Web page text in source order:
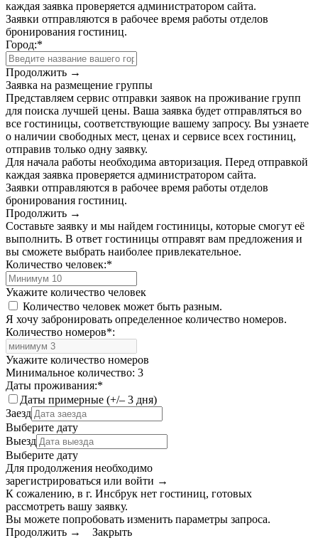
каждая заявка проверяется администратором сайта.
Заявки отправляются в рабочее время работы отделов
бронирования гостиниц.
Город:*
Продолжить →
Заявка на размещение группы
Представляем сервис отправки заявок на проживание групп
для поиска лучшей цены. Ваша заявка будет отправляться во
все гостиницы, соответствующие вашему запросу. Вы узнаете
о наличии свободных мест, ценах и сервисе всех гостиниц,
отправив только одну заявку.
Для начала работы необходима авторизация. Перед отправкой
каждая заявка проверяется администратором сайта.
Заявки отправляются в рабочее время работы отделов
бронирования гостиниц.
Продолжить →
Составьте заявку и мы найдем гостиницы, которые смогут её
выполнить. В ответ гостиницы отправят вам предложения и
вы сможете выбрать наиболее привлекательное.
Количество человек:*
Укажите количество человек
Количество человек может быть разным.
Я хочу забронировать определенное количество номеров.
Количество номеров*:
Укажите количество номеров
Минимальное количество: 3
Даты проживания:*
Даты примерные (+/– 3 дня)
Заезд
Выберите дату
Выезд
Выберите дату
Для продолжения необходимо
зарегистрироваться или войти →
К сожалению, в г. Инсбрук нет гостиниц, готовых
рассмотреть вашу заявку.
Вы можете попробовать изменить параметры запроса.
Продолжить →
Закрыть